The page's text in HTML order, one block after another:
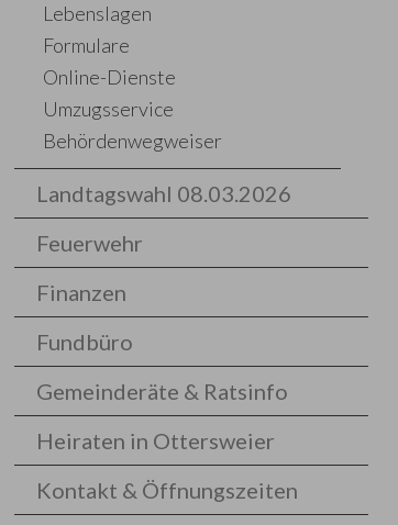
Lebenslagen
Formulare
Online-Dienste
Umzugsservice
Behördenwegweiser
Landtagswahl 08.03.2026
Feuerwehr
Finanzen
Fundbüro
Gemeinderäte & Ratsinfo
Heiraten in Ottersweier
Kontakt & Öffnungszeiten